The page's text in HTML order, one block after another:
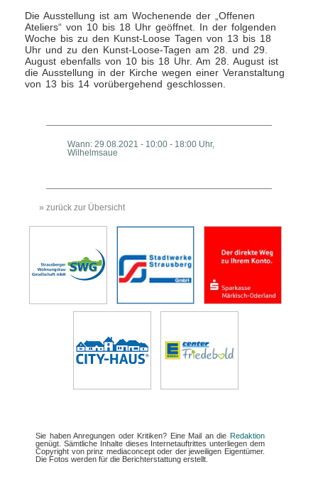
Die Ausstellung ist am Wochenende der „Offenen
Ateliers“ von 10 bis 18 Uhr geöffnet. In der folgenden
Woche bis zu den Kunst-Loose Tagen von 13 bis 18
Uhr und zu den Kunst-Loose-Tagen am 28. und 29.
August ebenfalls von 10 bis 18 Uhr. Am 28. August ist
die Ausstellung in der Kirche wegen einer Veranstaltung
von 13 bis 14 vorübergehend geschlossen.
Wann: 29.08.2021 - 10:00 - 18:00 Uhr,
Wilhelmsaue
» zurück zur Übersicht
Sie haben Anregungen oder Kritiken? Eine Mail an die Redaktion
genügt. Sämtliche Inhalte dieses Internetauftrittes unterliegen dem
Copyright von prinz mediaconcept oder der jeweiligen Eigentümer.
Die Fotos werden für die Berichterstattung erstellt.